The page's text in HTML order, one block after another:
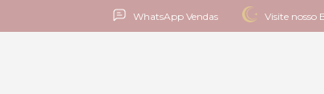
WhatsApp Vendas Visite nosso